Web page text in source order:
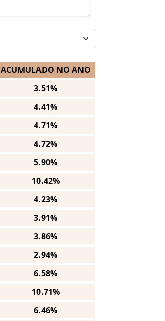
ACUMULADO NO ANO
3.51%
4.41%
4.71%
4.72%
5.90%
10.42%
4.23%
3.91%
3.86%
2.94%
6.58%
10.71%
6.46%